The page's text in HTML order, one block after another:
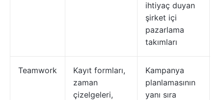
ihtiyaç duyan
şirket içi
pazarlama
takımları
Teamwork
Kayıt formları,
zaman
çizelgeleri,
Kampanya
planlamasının
yanı sıra